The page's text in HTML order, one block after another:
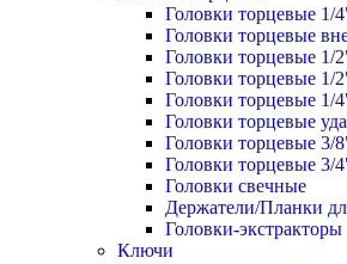
Головки торцевые 1/
Головки торцевые
Головки торцевые 1/
Головки торцевые 1/
Головки торцевые 1/
Головки торцевые
Головки торцевые 3/
Головки торцевые 3/
Головки свечные
Держатели/Планки
Головки-экстракторы
Ключи